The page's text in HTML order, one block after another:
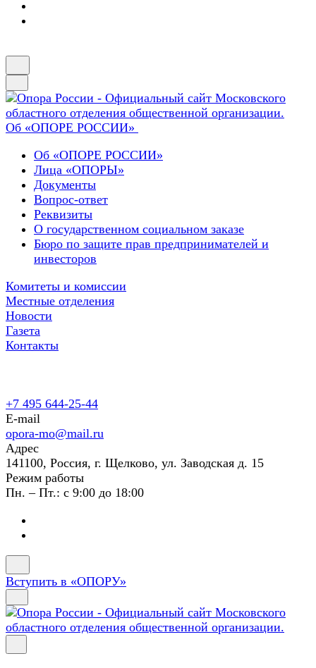
Об «ОПОРЕ РОССИИ»
Об «ОПОРЕ РОССИИ»
Лица «ОПОРЫ»
Документы
Вопрос-ответ
Реквизиты
О государственном социальном заказе
Бюро по защите прав предпринимателей и
инвесторов
Комитеты и комиссии
Местные отделения
Новости
Газета
Контакты
+7 495 644-25-44
E-mail
opora-mo@mail.ru
Адрес
141100, Россия, г. Щелково, ул. Заводская д. 15
Режим работы
Пн. – Пт.: с 9:00 до 18:00
Вступить в «ОПОРУ»